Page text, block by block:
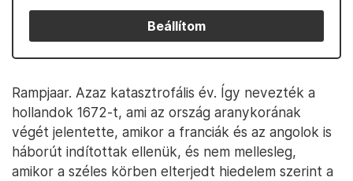
Beállítom
Rampjaar. Azaz katasztrofális év. Így nevezték a
hollandok 1672-t, ami az ország aranykorának
végét jelentette, amikor a franciák és az angolok is
háborút indítottak ellenük, és nem mellesleg,
amikor a széles körben elterjedt hiedelem szerint a